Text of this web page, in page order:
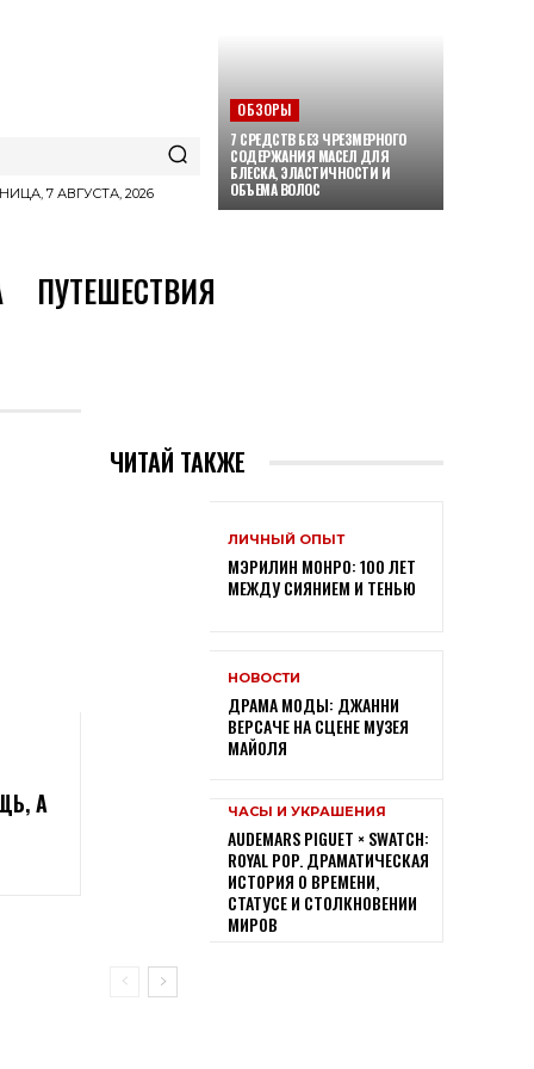
7 АВГУСТА, 2026
ОБЗОРЫ
7 СРЕДСТВ БЕЗ ЧРЕЗМЕРНОГО
СОДЕРЖАНИЯ МАСЕЛ ДЛЯ
БЛЕСКА, ЭЛАСТИЧНОСТИ И
ОБЪЕМА ВОЛОС
ПУТЕШЕСТВИЯ
А
ЧИТАЙ ТАКЖЕ
ЛИЧНЫЙ ОПЫТ
МЭРИЛИН МОНРО: 100 ЛЕТ
МЕЖДУ СИЯНИЕМ И ТЕНЬЮ
НОВОСТИ
ДРАМА МОДЫ: ДЖАННИ
ВЕРСАЧЕ НА СЦЕНЕ МУЗЕЯ
МАЙОЛЯ
ЧАСЫ И УКРАШЕНИЯ
AUDEMARS PIGUET × SWATCH:
ROYAL POP. ДРАМАТИЧЕСКАЯ
ИСТОРИЯ О ВРЕМЕНИ,
СТАТУСЕ И СТОЛКНОВЕНИИ
МИРОВ